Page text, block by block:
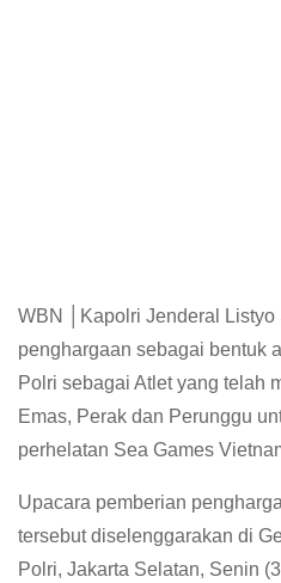
WBN │Kapolri Jenderal
penghargaan sebagai bentuk
Polri sebagai Atlet yang telah
Emas, Perak dan Perunggu
perhelatan Sea Games
Upacara pemberian
tersebut diselenggarakan di
Polri, Jakarta Selatan, Senin